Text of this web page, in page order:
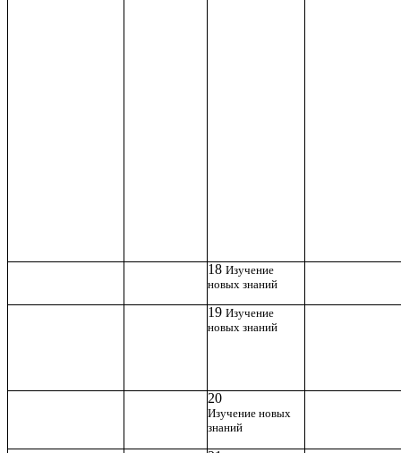
18 Изучение
новых знаний
19 Изучение
новых знаний
20
Изучение новых
знаний